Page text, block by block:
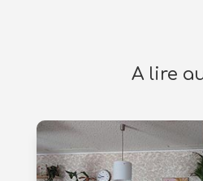
A lire